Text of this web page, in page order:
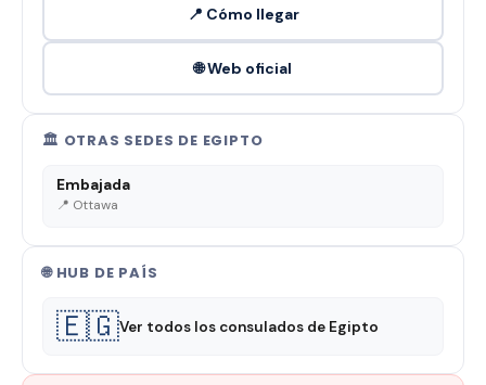
📍 Cómo llegar
🌐 Web oficial
🏛️ OTRAS SEDES DE EGIPTO
Embajada
📍 Ottawa
🌐 HUB DE PAÍS
🇪🇬Ver todos los consulados de Egipto